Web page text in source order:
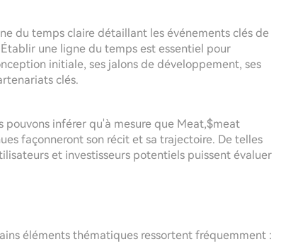
du temps claire détaillant les événements clés de
une ligne du temps est essentiel pour
initiale, ses jalons de développement, ses
clés.
pouvons inférer qu'à mesure que Meat,$meat
façonneront son récit et sa trajectoire. De telles
et investisseurs potentiels puissent évaluer
éléments thématiques ressortent fréquemment :